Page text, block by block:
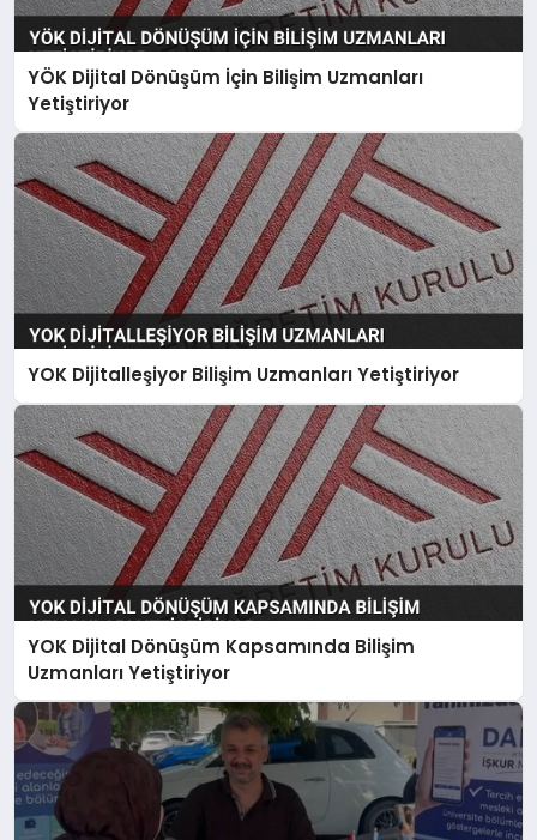
YÖK Dijital Dönüşüm İçin Bilişim Uzmanları
Yetiştiriyor
YOK Dijitalleşiyor Bilişim Uzmanları Yetiştiriyor
YOK Dijital Dönüşüm Kapsamında Bilişim
Uzmanları Yetiştiriyor